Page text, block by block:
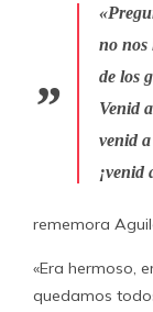
no nos
de los
Venid
venid
¡venid
rememora
«Era hermoso,
quedamos